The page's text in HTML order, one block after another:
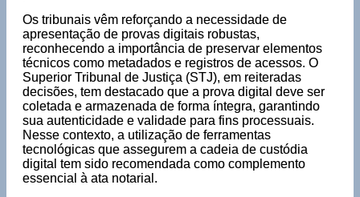
Os tribunais vêm reforçando a necessidade de
apresentação de provas digitais robustas,
reconhecendo a importância de preservar elementos
técnicos como metadados e registros de acessos. O
Superior Tribunal de Justiça (STJ), em reiteradas
decisões, tem destacado que a prova digital deve ser
coletada e armazenada de forma íntegra, garantindo
sua autenticidade e validade para fins processuais.
Nesse contexto, a utilização de ferramentas
tecnológicas que assegurem a cadeia de custódia
digital tem sido recomendada como complemento
essencial à ata notarial.